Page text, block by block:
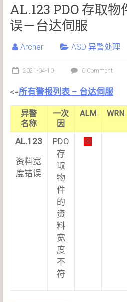
AL.123 PDO 存取
误－台达伺服
Archer ASD 异警处理
2021-04-10 0 Comment
<=所有警报列表 – 台达伺服
异警
名称
一次
因
ALM WRN
AL.123
资料宽
度错误
PDO
存
取
物
件
的
资
料
宽
度
不
符
⊗